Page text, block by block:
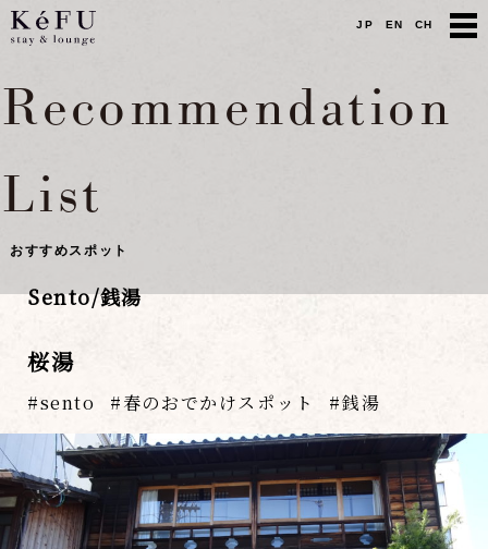
JP EN CH
Recommendation
List
おすすめスポット
Sento/銭湯
桜湯
sento 春のおでかけスポット 銭湯